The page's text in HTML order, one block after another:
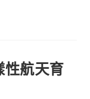
航天育